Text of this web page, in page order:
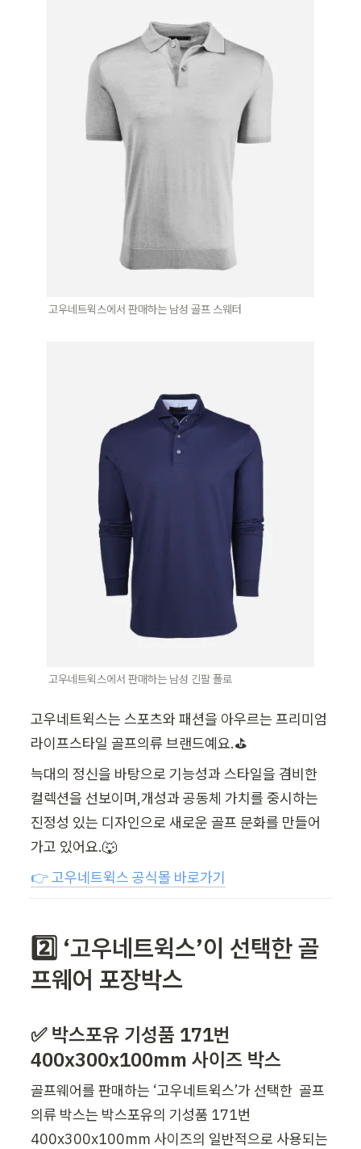
고우네트윅스에서 판매하는 남성 골프 스웨터
고우네트윅스에서 판매하는 남성 긴팔 폴로
고우네트윅스는 스포츠와 패션을 아우르는 프리미엄
라이프스타일 골프의류 브랜드예요.⛳
늑대의 정신을 바탕으로 기능성과 스타일을 겸비한
컬렉션을 선보이며,개성과 공동체 가치를 중시하는
진정성 있는 디자인으로 새로운 골프 문화를 만들어
가고 있어요.🐺
👉 고우네트윅스 공식몰 바로가기
2️⃣ ‘고우네트윅스’이 선택한 골
프웨어 포장박스
✅ 박스포유 기성품 171번
400x300x100mm 사이즈 박스
골프웨어를 판매하는 ‘고우네트윅스’가 선택한  골프
의류 박스는 박스포유의 기성품 171번
400x300x100mm 사이즈의 일반적으로 사용되는